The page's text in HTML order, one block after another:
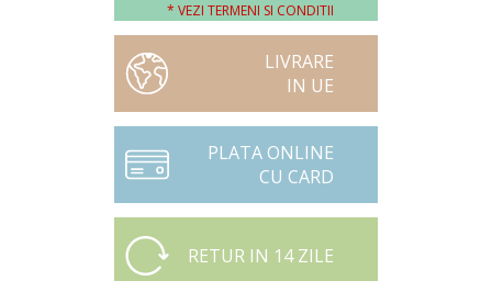
* VEZI TERMENI SI CONDITII
LIVRARE
IN UE
PLATA ONLINE
CU CARD
RETUR IN 14 ZILE